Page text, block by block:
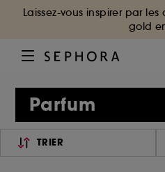
Laissez-vous inspirer par
gold
Parfum
TRIER